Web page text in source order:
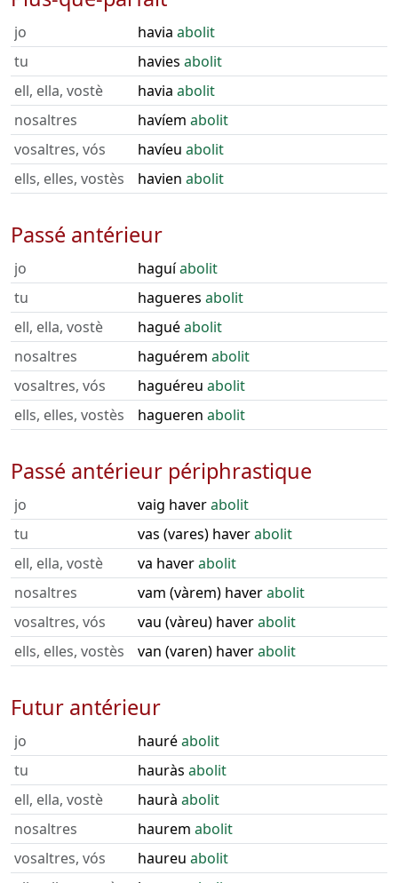
jo havia abolit
tu
havies abolit
ell, ella, vostè
havia abolit
nosaltres
havíem abolit
vosaltres, vós
havíeu abolit
ells, elles, vostès
havien abolit
Passé antérieur
jo haguíabolit
tu
hagueres abolit
ell, ella, vostè
haguéabolit
nosaltres
haguérem abolit
vosaltres, vós
haguéreu abolit
ells, elles, vostès
hagueren abolit
Passé antérieur périphrastique
jo vaig haverabolit
tu
vas (vares) haverabolit
ell, ella, vostè
va haverabolit
nosaltres
vam (vàrem) haverabolit
vosaltres, vós
vau (vàreu) haverabolit
ells, elles, vostès
van (varen) haverabolit
Futur antérieur
jo hauréabolit
tu
hauràs abolit
ell, ella, vostè
haurà abolit
nosaltres
haurem abolit
vosaltres, vós
haureu abolit